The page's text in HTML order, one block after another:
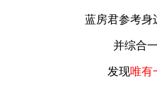
蓝房君参考身
并综合
发现唯有